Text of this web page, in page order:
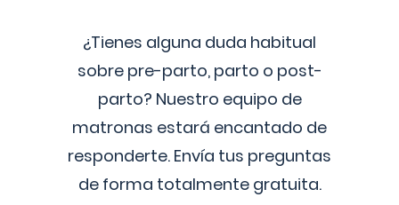
¿Tienes alguna duda habitual
sobre pre-parto, parto o post-
parto? Nuestro equipo de
matronas estará encantado de
responderte. Envía tus preguntas
de forma totalmente gratuita.